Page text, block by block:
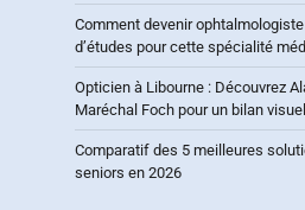
Comment devenir
d’études pour cette spécialité
Opticien à Libourne : Découvrez
Maréchal Foch pour un bilan
Comparatif des 5 meilleures
seniors en 2026